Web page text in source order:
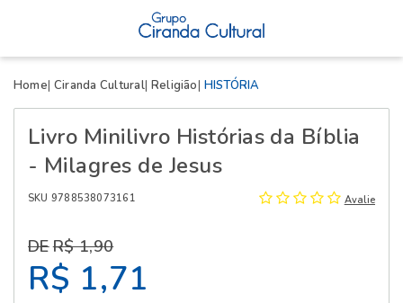
Home Ciranda Cultural Religião HISTÓRIA
Livro Minilivro Histórias da Bíblia
- Milagres de Jesus
SKU 9788538073161 Avalie
R$ 1,90
R$ 1,71